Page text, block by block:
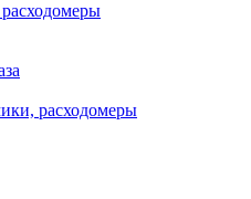
расходомеры